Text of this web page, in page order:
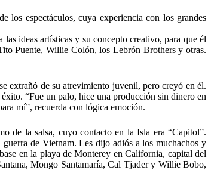
los espectáculos, cuya experiencia con los grandes
ideas artísticas y su concepto creativo, para que él
Puente, Willie Colón, los Lebrón Brothers y otras.
extrañó de su atrevimiento juvenil, pero creyó en él.
“Fue un palo, hice una producción sin dinero en
mí”, recuerda con lógica emoción.
de la salsa, cuyo contacto en la Isla era “Capitol”.
de Vietnam. Les dijo adiós a los muchachos y
en la playa de Monterey en California, capital del
Mongo Santamaría, Cal Tjader y Willie Bobo,